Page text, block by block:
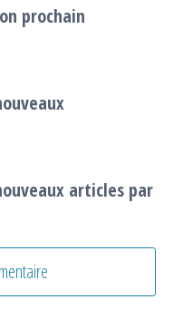
prochain
articles par